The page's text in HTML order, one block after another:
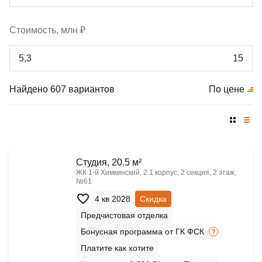
Стоимость, млн ₽
Найдено 607 вариантов По цене
Cтудия, 20.5 м²
ЖК 1‑й Химкинский, 2.1 корпус, 2 секция, 2 этаж,
№61
4 кв 2028
Скидка
Предчистовая отделка
Бонусная программа от ГК ФСК
Платите как хотите